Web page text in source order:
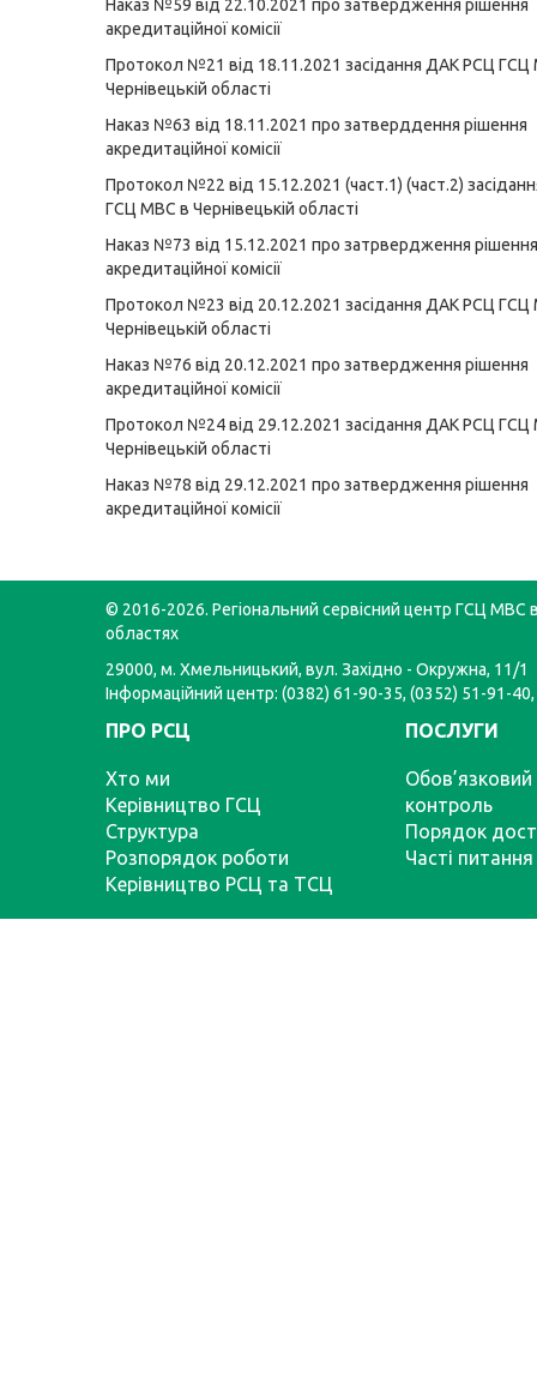
Наказ №59 від 22.10.2021 про затвердження рішення
акредитаційної комісії
Протокол №21 від 18.11.2021 засідання ДАК РСЦ
Чернівецькій області
Наказ №63 від 18.11.2021 про затверддення рішення
акредитаційної комісії
Протокол №22 від 15.12.2021 (част.1) (част.2)
ГСЦ МВС в Чернівецькій області
Наказ №73 від 15.12.2021 про затрвердження рішення
акредитаційної комісії
Протокол №23 від 20.12.2021 засідання ДАК РСЦ
Чернівецькій області
Наказ №76 від 20.12.2021 про затвердження рішення
акредитаційної комісії
Протокол №24 від 29.12.2021 засідання ДАК РСЦ
Чернівецькій області
Наказ №78 від 29.12.2021 про затвердження рішення
акредитаційної комісії
© 2016-2026. Регіональний сервісний центр ГСЦ МВС
областях
29000, м. Хмельницький, вул. Західно - Окружна, 11/1
Інформаційний центр: (0382) 61-90-35, (0352) 51-91-
ПРО РСЦ
Хто ми
Керівництво ГСЦ
Структура
Розпорядок роботи
Керівництво РСЦ та ТСЦ
ПОСЛУГИ
Обов’язковий
контроль
Порядок
Часті питання